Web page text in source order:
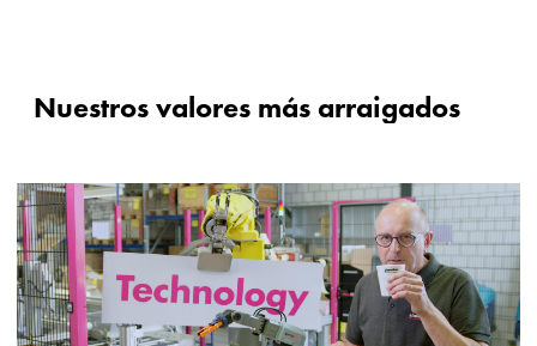
Nuestros valores más arraigados